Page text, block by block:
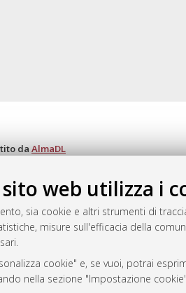
web utilizza i
sia cookie e altri strumenti di
misure sull'efficacia della
cookie" e, se vuoi, potrai
nella sezione "Impostazione
daAlmaDL